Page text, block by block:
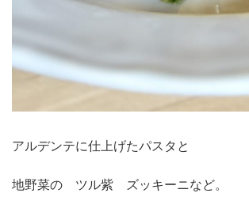
アルデンテに仕上げたパスタと
地野菜の ツル紫 ズッキーニなど。